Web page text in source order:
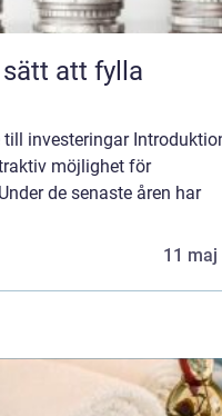
investeringar
möjlighet för
de senaste åren har
11 maj